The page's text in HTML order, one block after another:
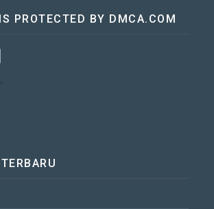
PROTECTED BY DMCA.COM